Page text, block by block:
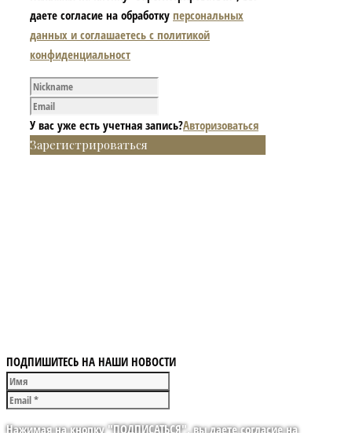
даете согласие на обработку персональных
данных и соглашаетесь с политикой
конфиденциальност
У вас уже есть учетная запись?Авторизоваться
Зарегистрироваться
ПОДПИШИТЕСЬ НА НАШИ НОВОСТИ
Нажимая на кнопку "ПОДПИСАТЬСЯ", вы даете согласие на